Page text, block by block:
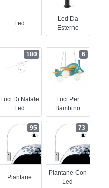
Led
Led Da
Esterno
Luci Di Natale
Led
180
Luci Per
Bambino
6
Piantane
95
Piantane Con
Led
73